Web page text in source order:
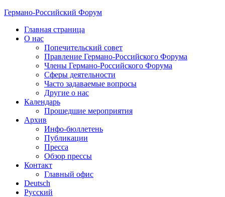
Германо-Российский Форум
Главная страница
О нас
Попечительский совет
Правление Германо-Российского Форума
Члены Германо-Российского Форума
Сферы деятельности
Часто задаваемые вопросы
Другие о нас
Календарь
Прошедшие мероприятия
Архив
Инфо-бюллетень
Публикации
Пресса
Обзор прессы
Контакт
Главный офис
Deutsch
Русский